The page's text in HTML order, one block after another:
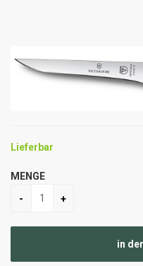
Lieferbar
MENGE